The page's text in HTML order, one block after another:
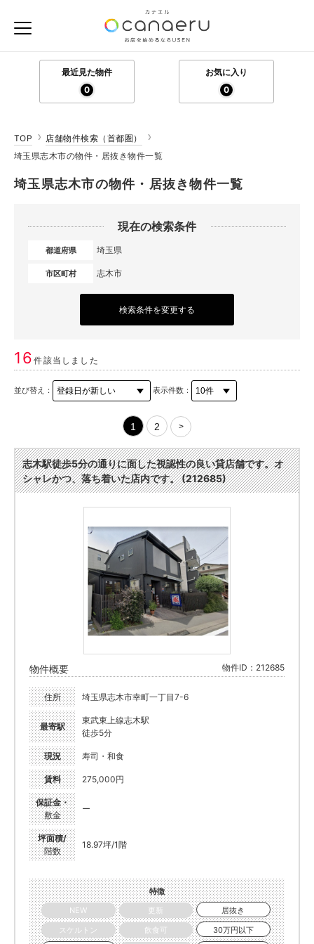
最近見た物件
0
お気に入り
0
TOP
店舗物件検索（首都圏）
埼玉県志木市の物件・居抜き物件一覧
埼玉県志木市の物件・居抜き物件一覧
現在の検索条件
都道府県 埼玉県
市区町村 志木市
検索条件を変更する
16件該当しました
並び替え： 表示件数：
1 2 >
志木駅徒歩5分の通りに面した視認性の良い貸店舗です。オ
シャレかつ、落ち着いた店内です。 (212685)
物件概要 物件ID：212685
住所 埼玉県志木市幸町一丁目7-6
最寄駅
東武東上線志木駅
徒歩5分
現況 寿司・和食
賃料 275,000円
保証金・
敷金
ー
坪面積/
階数
18.97坪/1階
特徴
NEW
更新
居抜き
スケルトン
飲食可
30万円以下